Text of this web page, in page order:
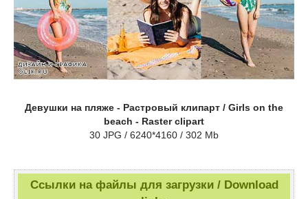
Девушки на пляже - Растровый клипарт / Girls on the
beach - Raster clipart
30 JPG / 6240*4160 / 302 Mb
Ссылки на файлы для загрузки / Download